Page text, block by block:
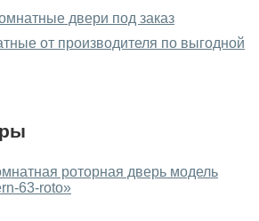
двери фаворит
вживую?
межкомнатные двери фаворит
двери под заказ
от производителя по выгодной
роторная дверь модель
63-roto»‎